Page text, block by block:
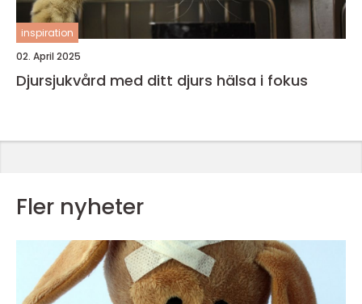
inspiration
02. April 2025
Djursjukvård med ditt djurs hälsa i fokus
Fler nyheter